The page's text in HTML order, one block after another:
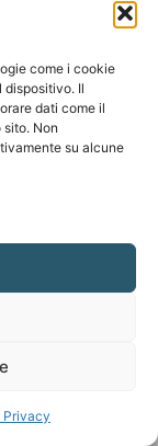
come i cookie
dispositivo. Il
dati come il
Non
su alcune
Privacy